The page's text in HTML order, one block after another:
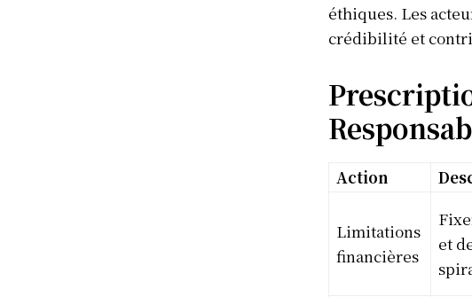
éthiques. Les
crédibilité et
Action
Limitations
financières
et